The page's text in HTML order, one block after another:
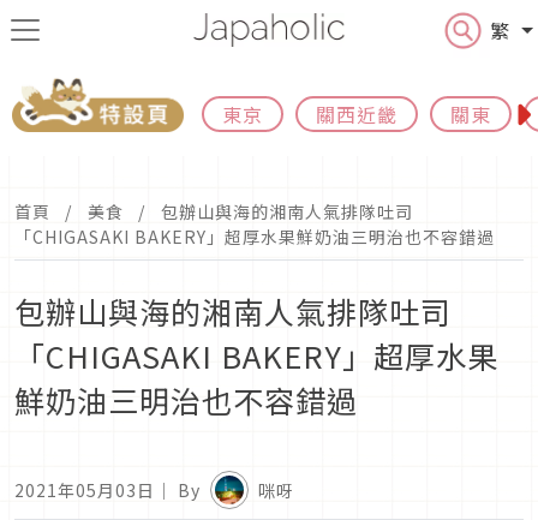
繁
東京 關西近畿 關東
首頁 美食
包辦山與海的湘南人氣排隊吐司
「CHIGASAKI BAKERY」超厚水果鮮奶油三明治也不容錯過
包辦山與海的湘南人氣排隊吐司
「CHIGASAKI BAKERY」超厚水果
鮮奶油三明治也不容錯過
2021年05月03日 ｜ By 咪呀